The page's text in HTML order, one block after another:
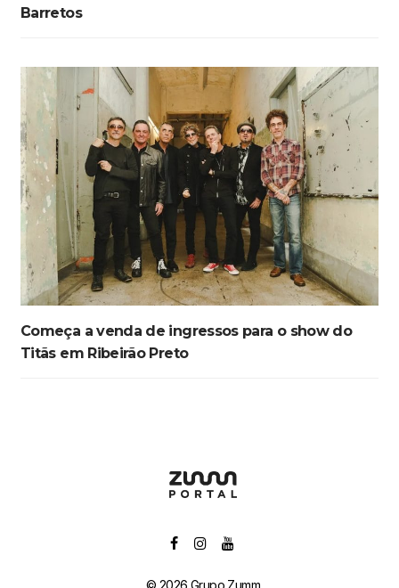
Barretos
Começa a venda de ingressos para o show do
Titãs em Ribeirão Preto